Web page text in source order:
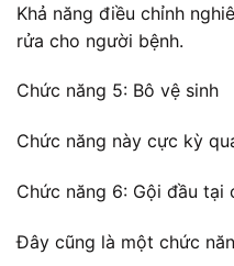
Khả năng điều chỉnh
rửa cho người bệnh.
Chức năng 5: Bô vệ sinh
Chức năng này cực kỳ
Chức năng 6: Gội đầu tại
Đây cũng là một chức